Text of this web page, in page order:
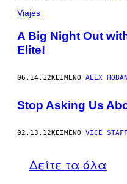
Viajes
A Big Night Out
Elite!
06.14.12ΚΕΊΜΕΝΟ ALEX HOBAN
Stop Asking Us
02.13.12ΚΕΊΜΕΝΟ VICE STAFF
Δείτε τα όλα